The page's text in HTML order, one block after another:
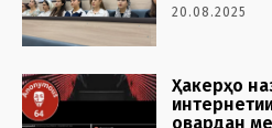
20.08.2025
Ҳакерҳо
овардан